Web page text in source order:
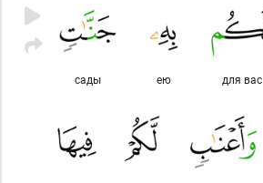
для вас
ею
сады